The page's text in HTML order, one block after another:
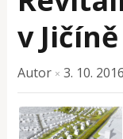
v Jičíně
Autor × 3. 10. 2016